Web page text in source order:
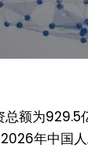
额为
年中国